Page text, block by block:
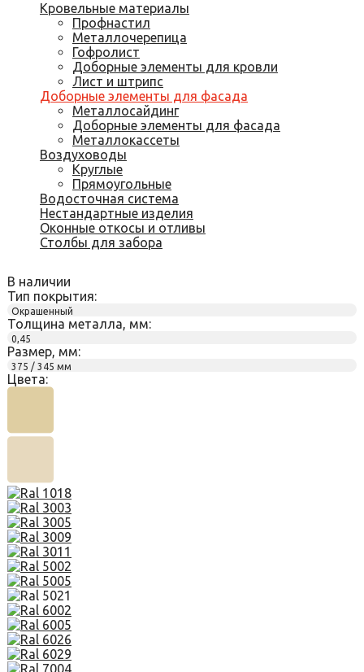
Кровельные материалы
Профнастил
Металлочерепица
Гофролист
Доборные элементы для кровли
Лист и штрипс
Доборные элементы для фасада
Металлосайдинг
Доборные элементы для фасада
Металлокассеты
Воздуховоды
Круглые
Прямоугольные
Водосточная система
Нестандартные изделия
Оконные откосы и отливы
Столбы для забора
В наличии
Тип покрытия:
Окрашенный
Толщина металла, мм:
0,45
Размер, мм:
375 / 345 мм
Цвета: